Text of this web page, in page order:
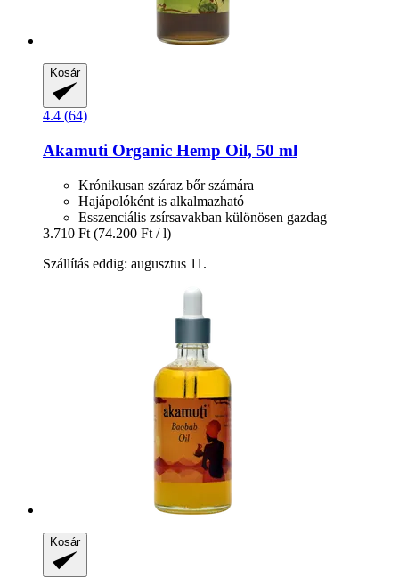
Kosár
4.4 (64)
Akamuti Organic Hemp Oil, 50 ml
Krónikusan száraz bőr számára
Hajápolóként is alkalmazható
Esszenciális zsírsavakban különösen gazdag
3.710 Ft (74.200 Ft / l)
Szállítás eddig: augusztus 11.
Kosár